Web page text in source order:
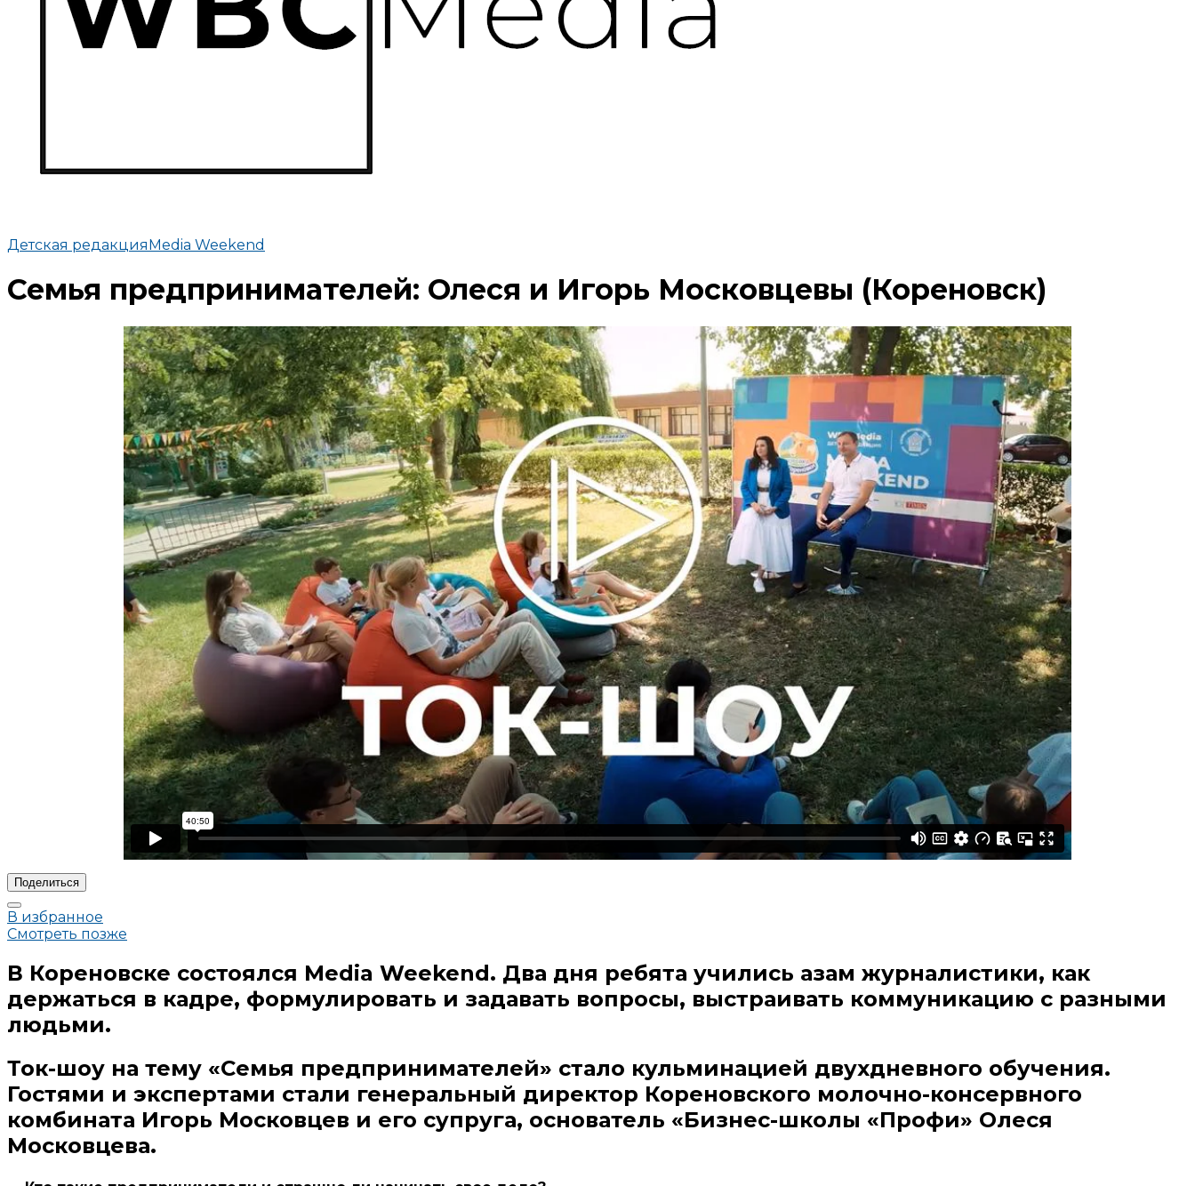
Детская редакцияMedia Weekend
Семья предпринимателей: Олеся и Игорь Московцевы (Кореновск)
Поделиться
В избранное
Смотреть позже
В Кореновске состоялся Media Weekend. Два дня ребята учились азам журналистики, как
держаться в кадре, формулировать и задавать вопросы, выстраивать коммуникацию с разными
людьми.
Ток-шоу на тему «Семья предпринимателей» стало кульминацией двухдневного обучения.
Гостями и экспертами стали генеральный директор Кореновского молочно-консервного
комбината Игорь Московцев и его супруга, основатель «Бизнес-школы «Профи» Олеся
Московцева.